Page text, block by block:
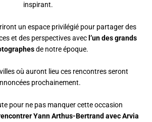
inspirant.
un espace privilégié pour partager des
et des perspectives avec l’un des grands
de notre époque.
où auront lieu ces rencontres seront
prochainement.
pour ne pas manquer cette occasion
Yann Arthus-Bertrand avec Arvia